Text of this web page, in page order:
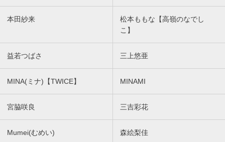
本田紗来
松本ももな【高嶺のなでし
こ】
益若つばさ 三上悠亜
MINA(ミナ)【TWICE】 MINAMI
宮脇咲良 三吉彩花
Mumei(むめい) 森絵梨佳